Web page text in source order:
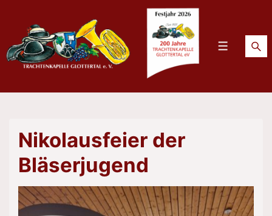
Inhalt
Menü
Nikolausfeier der
Bläserjugend